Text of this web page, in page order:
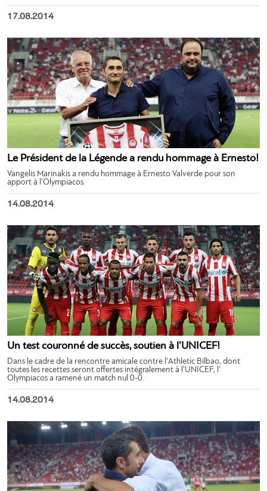
17.08.2014
Le Président de la Légende a rendu hommage à Ernesto!
Vangelis Marinakis a rendu hommage à Ernesto Valverde pour son
apport à l’Olympiacos.
14.08.2014
Un test couronné de succès, soutien à l’UNICEF!
Dans le cadre de la rencontre amicale contre l’Athletic Bilbao, dont
toutes les recettes seront offertes intégralement à l’UNICEF, l’
Olympiacos a ramené un match nul 0-0.
14.08.2014